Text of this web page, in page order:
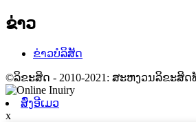
ຂ່າວ
ຂ່າວບໍລິສັດ
©ລິຂະສິດ - 2010-2021: ສະຫງວນລິຂະສິ
ສົ່ງອີເມວ
x